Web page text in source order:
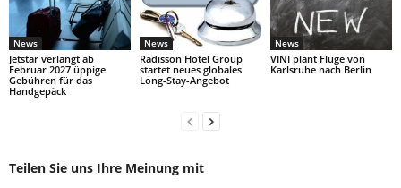
News
Jetstar verlangt ab
Februar 2027 üppige
Gebühren für das
Handgepäck
News
Radisson Hotel Group
startet neues globales
Long-Stay-Angebot
News
VINI plant Flüge von
Karlsruhe nach Berlin
Teilen Sie uns Ihre Meinung mit